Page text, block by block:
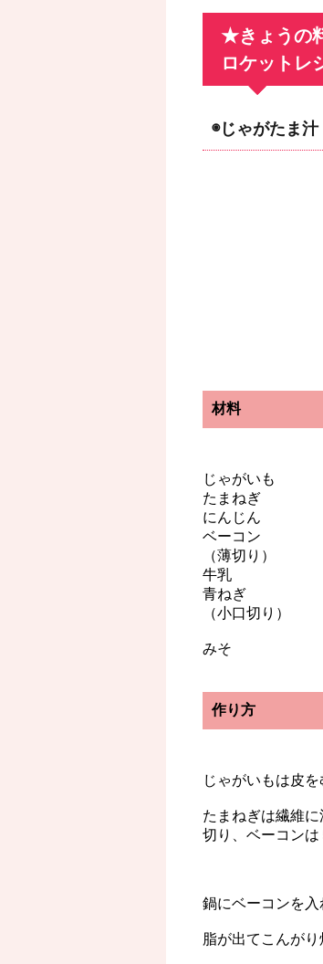
★きょうの
ロケットレ
◉じゃがた
材料
じゃがいも
たまねぎ
にんじん
ベーコン ２
（薄切り）
牛乳 カッ
青ねぎ
（小口切り）
みそ
作り方
じゃがいもは皮
たまねぎは繊維
切り、ベーコンは
鍋にベーコンを入
脂が出てこんが